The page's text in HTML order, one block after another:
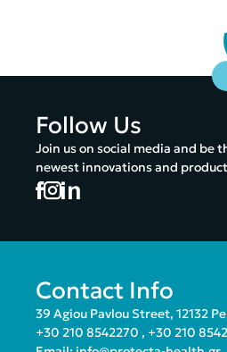
Follow Us
Join us on social media and be
newest innovations and
Contact Info
39 Agiou Pavlou Street, 12132
+30 210 8542270 , +30 210